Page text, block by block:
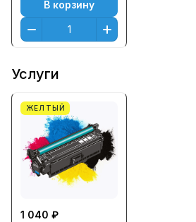
В корзину
Услуги
ЖЕЛТЫЙ
1 040 ₽